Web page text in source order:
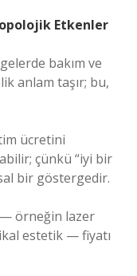
Etkenler
bakım ve
anlam taşır; bu,
ücretini
çünkü “iyi bir
bir göstergedir.
örneğin lazer
estetik — fiyatı